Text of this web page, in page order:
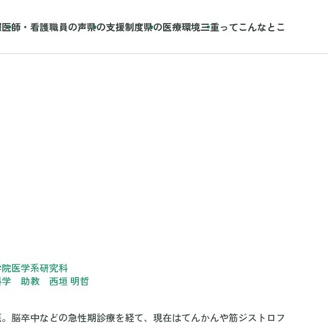
医師・看護職員の声県の支援制度県の医療環境三重ってこんなとこ
医学系研究科
学 助教 西垣 明哲
脳卒中などの急性期診療を経て、現在はてんかんや筋ジストロフ